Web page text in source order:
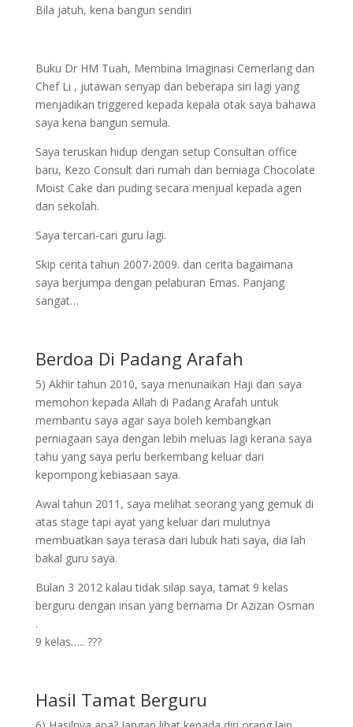
Bila jatuh, kena bangun sendiri
Buku Dr HM Tuah, Membina Imaginasi Cemerlang dan
Chef Li , jutawan senyap dan beberapa siri lagi yang
menjadikan triggered kepada kepala otak saya bahawa
saya kena bangun semula.
Saya teruskan hidup dengan setup Consultan office
baru, Kezo Consult dari rumah dan berniaga Chocolate
Moist Cake dan puding secara menjual kepada agen
dan sekolah.
Saya tercari-cari guru lagi.
Skip cerita tahun 2007-2009. dan cerita bagaimana
saya berjumpa dengan pelaburan Emas. Panjang
sangat…
Berdoa Di Padang Arafah
5) Akhir tahun 2010, saya menunaikan Haji dan saya
memohon kepada Allah di Padang Arafah untuk
membantu saya agar saya boleh kembangkan
perniagaan saya dengan lebih meluas lagi kerana saya
tahu yang saya perlu berkembang keluar dari
kepompong kebiasaan saya.
Awal tahun 2011, saya melihat seorang yang gemuk di
atas stage tapi ayat yang keluar dari mulutnya
membuatkan saya terasa dari lubuk hati saya, dia lah
bakal guru saya.
Bulan 3 2012 kalau tidak silap saya, tamat 9 kelas
berguru dengan insan yang bernama Dr Azizan Osman
.
9 kelas….. ???
Hasil Tamat Berguru